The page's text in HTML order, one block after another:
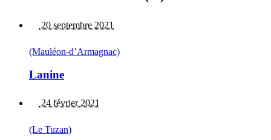
20 septembre 2021
(Mauléon-d’Armagnac)
Lanine
24 février 2021
(Le Tuzan)